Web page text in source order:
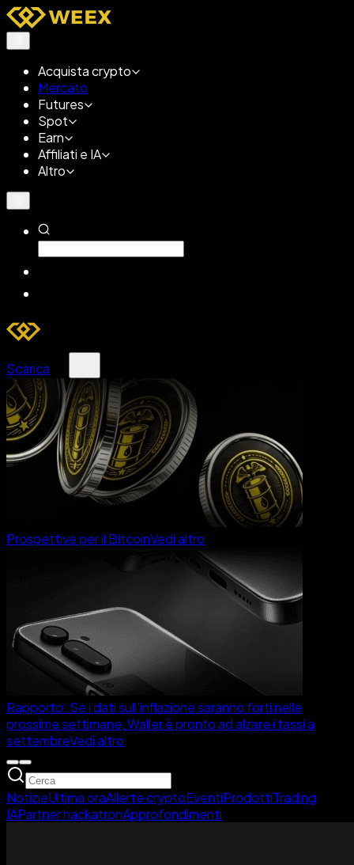
Acquista crypto
Mercato
Futures
Spot
Earn
Affiliati e IA
Altro
Scarica
Prospettive per il BitcoinVedi altro
Rapporto: Se i dati sull'inflazione saranno forti nelle
prossime settimane, Waller è pronto ad alzare i tassi a
settembreVedi altro
NotizieUltima oraAllerte cryptoEventiProdottiTrading
IAPartner hackatronApprofondimenti